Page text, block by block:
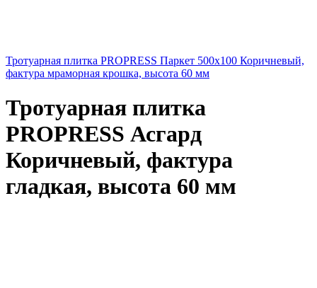
Тротуарная плитка PROPRESS Паркет 500х100 Коричневый,
фактура мраморная крошка, высота 60 мм
Тротуарная плитка
PROPRESS Асгард
Коричневый, фактура
гладкая, высота 60 мм